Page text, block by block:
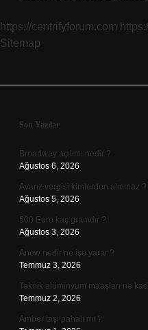
https://centrifyforum.com
Sitemap
Sidebar
Son Yazılar
Broadway açılımı nedir ?
Ağustos 6, 2026
Avarız vergisi kimlerden alınmaz ?
Ağustos 5, 2026
500 Euro kaç gramdır ?
Ağustos 3, 2026
Anew nedir ne işe yarar ?
Temmuz 3, 2026
Teknik alüminyum maaşları ne
Temmuz 2, 2026
Amber taşı pahalı mı ?